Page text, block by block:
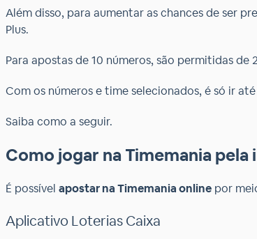
Além disso, para aumentar as chances de ser
Plus.
Para apostas de 10 números, são permitidas
Com os números e time selecionados, é só ir
Saiba como a seguir.
Como jogar na Timemania
É possível apostar na Timemania online por
Aplicativo Loterias Caixa